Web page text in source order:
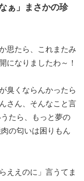
ぁ」まさかの珍
思たら、これまたみ
になりましたわ～！
臭くならんかったら
さん、そんなこと言
たら、もっと夢の
の匂いは困りもん
ええのに」言うてま